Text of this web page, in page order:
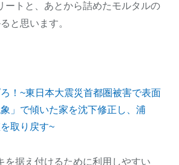
ートと、あとから詰めたモルタルの
と思います。
を据え付けるために利用しやすい